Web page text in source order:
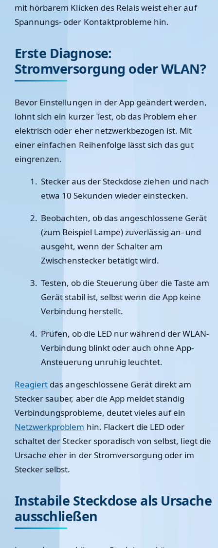
mit hörbarem Klicken des Relais weist eher auf
Spannungs- oder Kontaktprobleme hin.
Erste Diagnose:
Stromversorgung oder WLAN?
Bevor Einstellungen in der App geändert werden,
lohnt sich ein kurzer Test, ob das Problem eher
elektrisch oder eher netzwerkbezogen ist. Mit
einer einfachen Reihenfolge lässt sich das gut
eingrenzen.
Stecker aus der Steckdose ziehen und nach
etwa 10 Sekunden wieder einstecken.
Beobachten, ob das angeschlossene Gerät
(zum Beispiel Lampe) zuverlässig an- und
ausgeht, wenn der Schalter am
Zwischenstecker betätigt wird.
Testen, ob die Steuerung über die Taste am
Gerät stabil ist, selbst wenn die App keine
Verbindung herstellt.
Prüfen, ob die LED nur während der WLAN-
Verbindung blinkt oder auch ohne App-
Ansteuerung unruhig leuchtet.
Reagiert das angeschlossene Gerät direkt am
Stecker sauber, aber die App meldet ständig
Verbindungsprobleme, deutet vieles auf ein
Netzwerkproblem hin. Flackert die LED oder
schaltet der Stecker sporadisch von selbst, liegt die
Ursache eher in der Stromversorgung oder im
Stecker selbst.
Instabile Steckdose als Ursache
ausschließen